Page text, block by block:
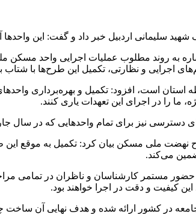
سلیمانی اردبیل خبر داد و گفت: این واحدها
اجرایی و نظارتی، تکمیل این طرح‌ها با شتاب
است، افزود: تکمیل و بهره‌برداری
ما را در اجرای این تعهدات یاری کنند.
دسترسی نیز برای تمام واحدهایی که در سال
نهضت ملی مسکن بیان کرد: تکمیل به‌ موقع
می‌کند.
با حضور مستمر کارشناسان و ناظران در
کیفیت و دقت در اجرا خواهند بود.
در کشور ارائه شده و هدف نهایی آن